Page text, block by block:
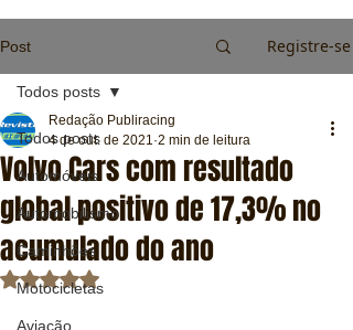
Post Registre-se
Todos posts
Automóveis
Automobilismo
Caminhões
Motocicletas
Aviação
Todos posts
Volvo Cars com resultado
global positivo de 17,3% no
acumulado do ano
Redação Publiracing
4 de out. de 2021 2 min de leitura
Avaliado com NaN de 5 estrelas.